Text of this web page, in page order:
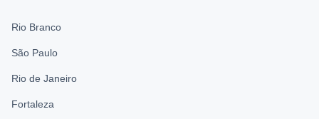
Rio Branco
São Paulo
Rio de Janeiro
Fortaleza